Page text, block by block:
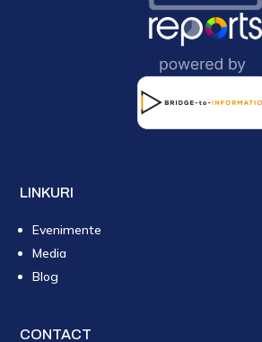
LINKURI
Evenimente
Media
Blog
CONTACT